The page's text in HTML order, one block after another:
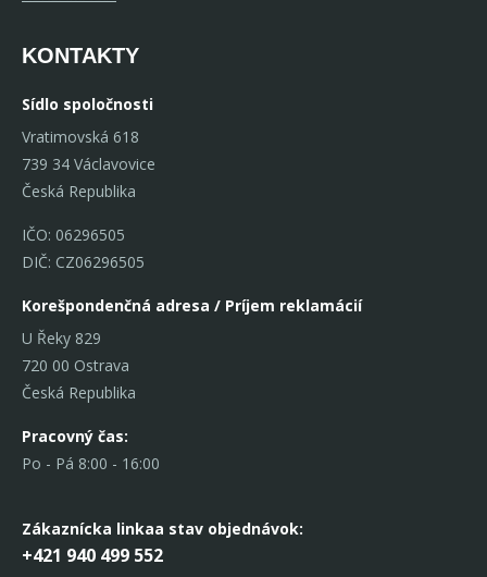
KONTAKTY
Sídlo spoločnosti
Vratimovská 618
739 34 Václavovice
Česká Republika
IČO: 06296505
DIČ: CZ06296505
Korešpondenčná adresa / Príjem reklamácií
U Řeky 829
720 00 Ostrava
Česká Republika
Pracovný čas:
Po - Pá 8:00 - 16:00
Zákaznícka linkaa stav objednávok:
+421 940 499 552